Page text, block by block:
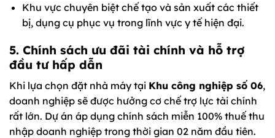
Khu vực chuyên biệt chế tạo và sản xuất các thiết
bị, dụng cụ phục vụ trong lĩnh vực y tế hiện đại.
5. Chính sách ưu đãi tài chính và hỗ trợ
đầu tư hấp dẫn
Khi lựa chọn đặt nhà máy tại Khu công nghiệp số 06,
doanh nghiệp sẽ được hưởng cơ chế trợ lực tài chính
rất lớn. Dự án áp dụng chính sách miễn 100% thuế thu
nhập doanh nghiệp trong thời gian 02 năm đầu tiên.